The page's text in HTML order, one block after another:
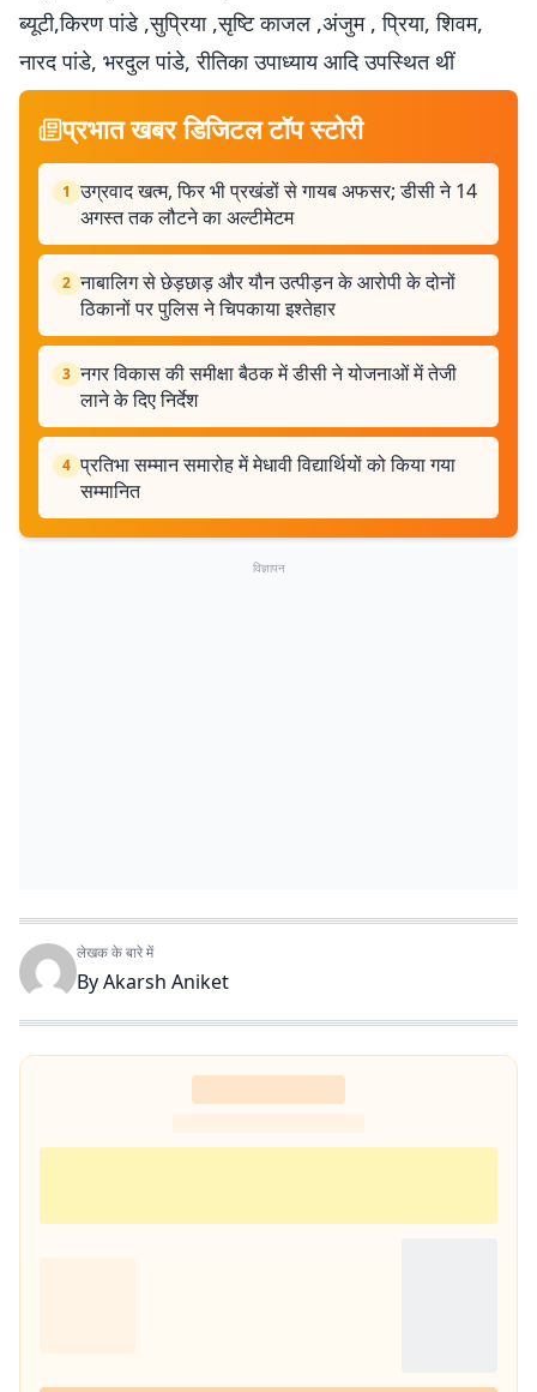
ब्यूटी,किरण पांडे ,सुप्रिया ,सृष्टि काजल ,अंजुम , प्रिया, शिवम,
नारद पांडे, भरदुल पांडे, रीतिका उपाध्याय आदि उपस्थित थीं
प्रभात खबर डिजिटल टॉप स्टोरी
1 उग्रवाद खत्म, फिर भी प्रखंडों से गायब अफसर; डीसी ने 14
अगस्त तक लौटने का अल्टीमेटम
2 नाबालिग से छेड़छाड़ और यौन उत्पीड़न के आरोपी के दोनों
ठिकानों पर पुलिस ने चिपकाया इश्तेहार
3 नगर विकास की समीक्षा बैठक में डीसी ने योजनाओं में तेजी
लाने के दिए निर्देश
4 प्रतिभा सम्मान समारोह में मेधावी विद्यार्थियों को किया गया
सम्मानित
विज्ञापन
लेखक के बारे में
ByAkarsh Aniket